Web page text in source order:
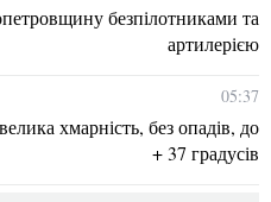
безпілотниками та
артилерією
05:37
хмарність, без опадів, до
+ 37 градусів